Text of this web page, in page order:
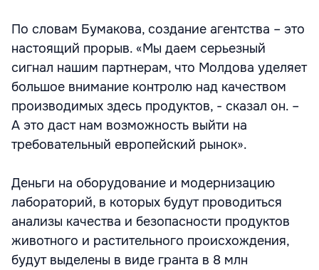
По словам Бумакова, создание агентства – это
настоящий прорыв. «Мы даем серьезный
сигнал нашим партнерам, что Молдова уделяет
большое внимание контролю над качеством
производимых здесь продуктов, - сказал он. –
А это даст нам возможность выйти на
требовательный европейский рынок».
Деньги на оборудование и модернизацию
лабораторий, в которых будут проводиться
анализы качества и безопасности продуктов
животного и растительного происхождения,
будут выделены в виде гранта в 8 млн